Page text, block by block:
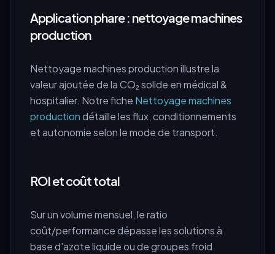
Application phare : nettoyage machines
production
Nettoyage machines production illustre la
valeur ajoutée de la CO₂ solide en médical &
hospitalier. Notre fiche Nettoyage machines
productiondétaille les flux, conditionnements
et autonomie selon le mode de transport.
ROI et coût total
Sur un volume mensuel, le ratio
coût/performance dépasse les solutions à
base d'azote liquide ou de groupes froid